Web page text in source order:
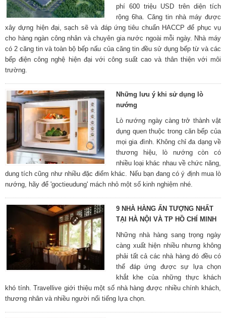
phí 600 triệu USD trên diện tích
rộng 6ha. Căng tin nhà máy được
xây dựng hiện đại, sạch sẽ và đáp ứng tiêu chuẩn HACCP để phục vụ
cho hàng ngàn công nhân và chuyên gia nước ngoài mỗi ngày. Nhà máy
có 2 căng tin và toàn bộ bếp nấu của căng tin đều sử dụng bếp từ và các
bếp điện công nghệ hiện đại với công suất cao và thân thiện với môi
trường.
Những lưu ý khi sử dụng lò
nướng
Lò nướng ngày càng trở thành vật
dụng quen thuộc trong căn bếp của
mọi gia đình. Không chỉ đa dạng về
thương hiệu, lò nướng còn có
nhiều loại khác nhau về chức năng,
dung tích cũng như nhiều đặc điểm khác. Nếu bạn đang có ý định mua lò
nướng, hãy để 'goctieudung' mách nhỏ một số kinh nghiệm nhé.
9 NHÀ HÀNG ẤN TƯỢNG NHẤT
TẠI HÀ NỘI VÀ TP HỒ CHÍ MINH
Những nhà hàng sang trọng ngày
càng xuất hiện nhiều nhưng không
phải tất cả các nhà hàng đó đều có
thể đáp ứng được sự lựa chọn
khắt khe của những thực khách
khó tính. Travellive giới thiệu một số nhà hàng được nhiều chính khách,
thương nhân và nhiều người nổi tiếng lựa chọn.